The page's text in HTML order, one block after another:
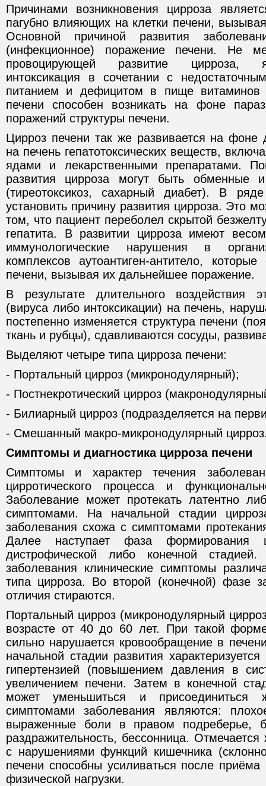
Причинами возникновения цирроза
пагубно влияющих на клетки печени,
Основной причиной развития
(инфекционное) поражение печени. Не
провоцирующей развитие цирроза,
интоксикация в сочетании с
питанием и дефицитом в пище витаминов
печени способен возникать на фоне
поражений структуры печени.
Цирроз печени так же развивается на фоне
на печень гепатотоксических веществ,
ядами и лекарственными препаратами.
развития цирроза могут быть обменные
(тиреотоксикоз, сахарный диабет). В
установить причину развития цирроза. Это
том, что пациент переболел скрытой
гепатита. В развитии цирроза имеют
иммунологические нарушения в
комплексов аутоантиген-антитело,
печени, вызывая их дальнейшее поражение.
В результате длительного воздействия
(вируса либо интоксикации) на печень,
постепенно изменяется структура печени
ткань и рубцы), сдавливаются сосуды,
Выделяют четыре типа цирроза печени:
- Портальный цирроз (микронодулярный);
- Постнекротический цирроз
- Билиарный цирроз (подразделяется на
- Смешанный макро-микронодулярный
Симптомы и диагностика цирроза печени
Симптомы и характер течения
цирротического процесса и
Заболевание может протекать латентно
симптомами. На начальной стадии
заболевания схожа с симптомами
Далее наступает фаза формирования
дистрофической либо конечной
заболевания клинические симптомы
типа цирроза. Во второй (конечной) фазе
отличия стираются.
Портальный цирроз (микронодулярный
возрасте от 40 до 60 лет. При такой
сильно нарушается кровообращение в
начальной стадии развития
гипертензией (повышением давления в
увеличением печени. Затем в конечной
может уменьшиться и присоединиться
симптомами заболевания являются:
выраженные боли в правом подреберье,
раздражительность, бессонница.
с нарушениями функций кишечника
печени способны усиливаться после
физической нагрузки.